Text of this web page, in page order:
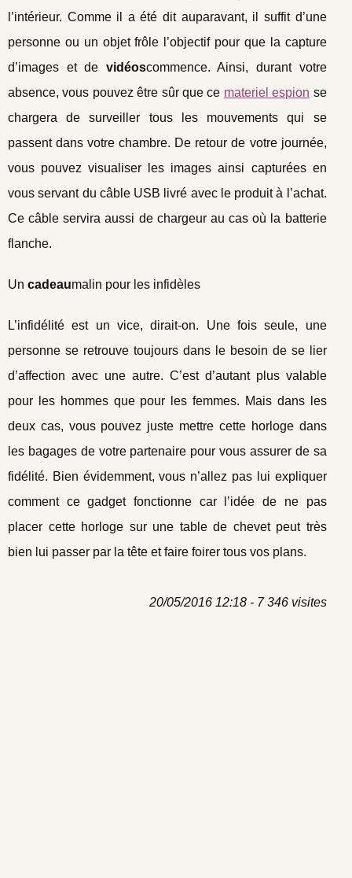
l’intérieur. Comme il a été dit auparavant, il suffit d’une
personne ou un objet frôle l’objectif pour que la capture
d’images et de vidéoscommence. Ainsi, durant votre
absence, vous pouvez être sûr que ce materiel espion se
chargera de surveiller tous les mouvements qui se
passent dans votre chambre. De retour de votre journée,
vous pouvez visualiser les images ainsi capturées en
vous servant du câble USB livré avec le produit à l’achat.
Ce câble servira aussi de chargeur au cas où la batterie
flanche.
Un cadeaumalin pour les infidèles
L’infidélité est un vice, dirait-on. Une fois seule, une
personne se retrouve toujours dans le besoin de se lier
d’affection avec une autre. C’est d’autant plus valable
pour les hommes que pour les femmes. Mais dans les
deux cas, vous pouvez juste mettre cette horloge dans
les bagages de votre partenaire pour vous assurer de sa
fidélité. Bien évidemment, vous n’allez pas lui expliquer
comment ce gadget fonctionne car l’idée de ne pas
placer cette horloge sur une table de chevet peut très
bien lui passer par la tête et faire foirer tous vos plans.
20/05/2016 12:18 - 7 346 visites